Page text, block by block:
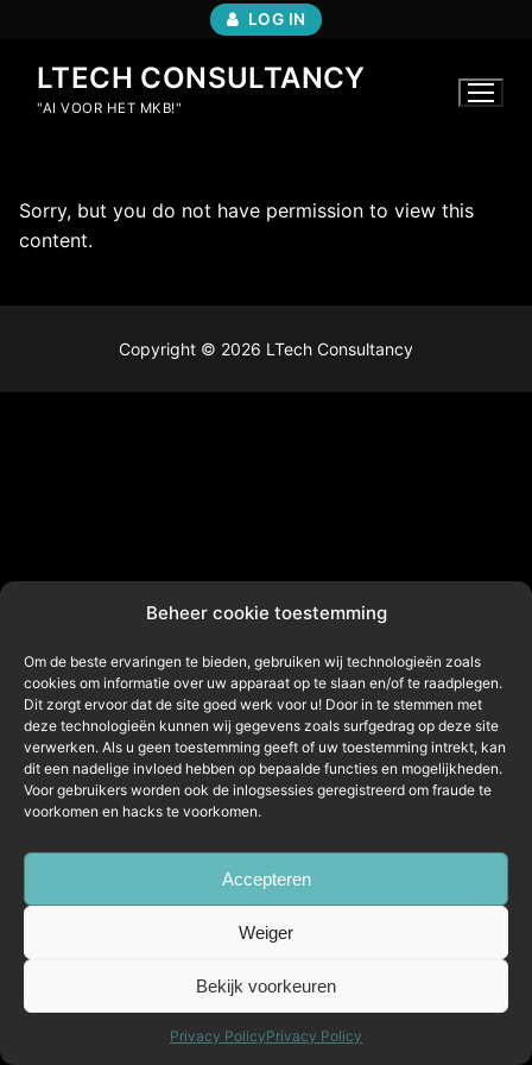
Beheer cookie toestemming
Om de beste ervaringen te bieden, gebruiken wij technologieën zoals
cookies om informatie over uw apparaat op te slaan en/of te raadplegen.
Dit zorgt ervoor dat de site goed werk voor u! Door in te stemmen met
deze technologieën kunnen wij gegevens zoals surfgedrag op deze site
verwerken. Als u geen toestemming geeft of uw toestemming intrekt, kan
dit een nadelige invloed hebben op bepaalde functies en mogelijkheden.
Voor gebruikers worden ook de inlogsessies geregistreerd om fraude te
voorkomen en hacks te voorkomen.
Accepteren
Weiger
Bekijk voorkeuren
Privacy PolicyPrivacy Policy
inhoud
LOG IN
LTECH CONSULTANCY
"AI VOOR HET MKB!"
Sorry, but you do not have permission to view this
content.
Copyright © 2026 LTech Consultancy